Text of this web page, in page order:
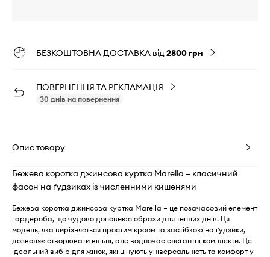
БЕЗКОШТОВНА ДОСТАВКА від2800 грн
ПОВЕРНЕННЯ ТА РЕКЛАМАЦІЯ
30 днів на повернення
Опис товару
Бежева коротка джинсова куртка Marella – класичний
фасон на ґудзиках із численними кишенями
Бежева коротка джинсова куртка Marella – це позачасовий елемент
гардероба, що чудово доповнює образи для теплих днів. Ця
модель, яка вирізняється простим кроєм та застібкою на ґудзики,
дозволяє створювати вільні, але водночас елегантні комплекти. Це
ідеальний вибір для жінок, які цінують універсальність та комфорт у